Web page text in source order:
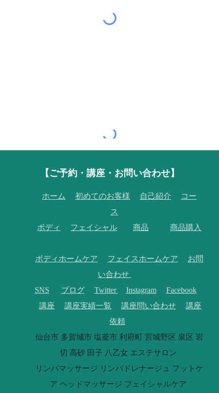
【ご予約・講座・お問い合わせ】
ホーム 初めてのお客様 自己紹介
コー
ス
ボディ
フェイシャル 商品 商品購入
ボディホームケア フェイスホームケア
お問
い合わせ
SNS
ブログ Twitter Instagram
Facebook
講座
講座実績一覧 講座問い合わせ
講座
依頼
仙台市 多賀城市 塩釜市 利府町 宮城野区 泉区 岩
切 高砂 田子 八乙女 エステサロン
リンパマッサージ リンパドレナージュ フットケ
ア ヘッドマッサージ フェイシャルケア